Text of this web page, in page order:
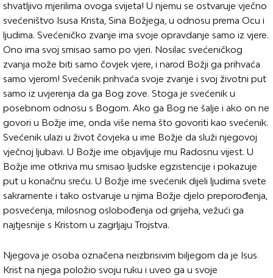
shvatljivo mjerilima ovoga svijeta! U njemu se ostvaruje vječno
svećeništvo Isusa Krista, Sina Božjega, u odnosu prema Ocu i
ljudima. Svećeničko zvanje ima svoje opravdanje samo iz vjere.
Ono ima svoj smisao samo po vjeri. Nosilac svećeničkog
zvanja može biti samo čovjek vjere, i narod Božji ga prihvaća
samo vjerom! Svećenik prihvaća svoje zvanje i svoj životni put
samo iz uvjerenja da ga Bog zove. Stoga je svećenik u
posebnom odnosu s Bogom. Ako ga Bog ne šalje i ako on ne
govori u Božje ime, onda više nema što govoriti kao svećenik.
Svećenik ulazi u život čovjeka u ime Božje da služi njegovoj
vječnoj ljubavi. U Božje ime objavljuje mu Radosnu vijest. U
Božje ime otkriva mu smisao ljudske egzistencije i pokazuje
put u konačnu sreću. U Božje ime svećenik dijeli ljudima svete
sakramente i tako ostvaruje u njima Božje djelo preporođenja,
posvećenja, milosnog oslobođenja od grijeha, vežući ga
najtjesnije s Kristom u zagrljaju Trojstva.
Njegova je osoba označena neizbrisivim biljegom da je Isus
Krist na njega položio svoju ruku i uveo ga u svoje